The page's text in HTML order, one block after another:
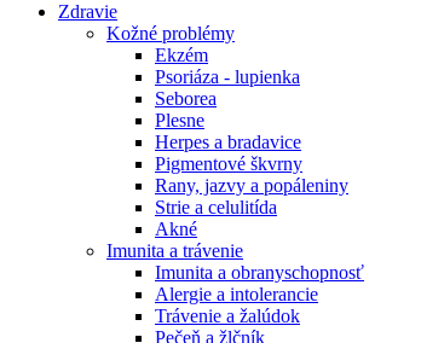
Zdravie
Kožné problémy
Ekzém
Psoriáza - lupienka
Seborea
Plesne
Herpes a bradavice
Pigmentové škvrny
Rany, jazvy a popáleniny
Strie a celulitída
Akné
Imunita a trávenie
Imunita a obranyschopnosť
Alergie a intolerancie
Trávenie a žalúdok
Pečeň a žlčník